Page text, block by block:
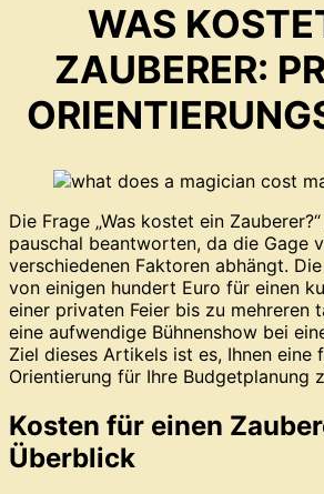
WAS
ZAUBERER:
Die Frage „Was kostet ein
pauschal beantworten, da die Gage
verschiedenen Faktoren abhängt.
von einigen hundert Euro für einen
einer privaten Feier bis zu mehreren
eine aufwendige Bühnenshow bei
Ziel dieses Artikels ist es, Ihnen eine
Orientierung für Ihre Budgetplanung
Kosten für einen
Überblick